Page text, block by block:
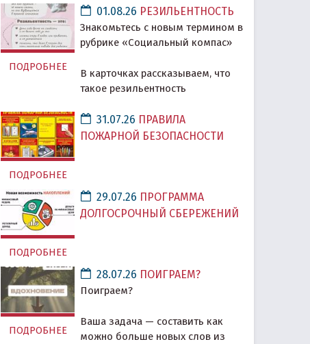
ПОДРОБНЕЕ
01.08.26 РЕЗИЛЬЕНТНОСТЬ
Знакомьтесь с новым термином в
рубрике «Социальный компас»
В карточках рассказываем, что
такое резильентность
ПОДРОБНЕЕ
31.07.26 ПРАВИЛА
ПОЖАРНОЙ БЕЗОПАСНОСТИ
ПОДРОБНЕЕ
29.07.26 ПРОГРАММА
ДОЛГОСРОЧНЫЙ СБЕРЕЖЕНИЙ
ПОДРОБНЕЕ
28.07.26 ПОИГРАЕМ?
Поиграем?
Ваша задача — составить как
можно больше новых слов из